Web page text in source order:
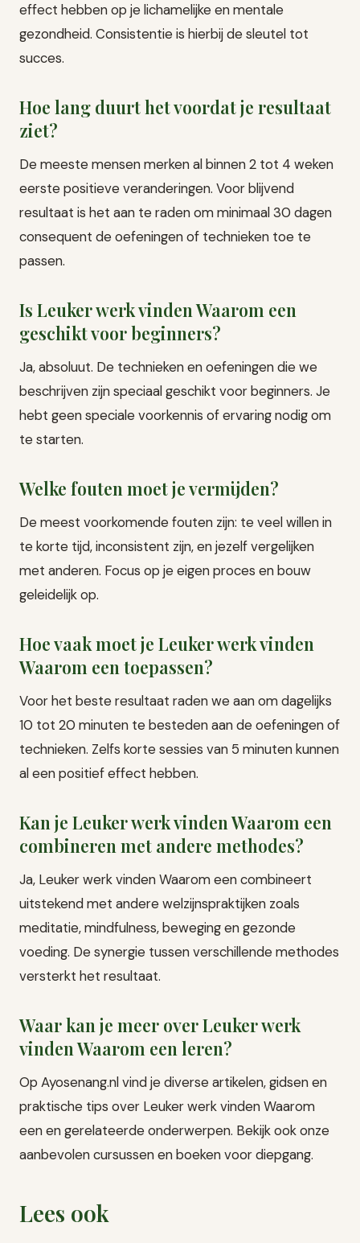
effect hebben op je lichamelijke en mentale
gezondheid. Consistentie is hierbij de sleutel tot
succes.
Hoe lang duurt het voordat je resultaat
ziet?
De meeste mensen merken al binnen 2 tot 4 weken
eerste positieve veranderingen. Voor blijvend
resultaat is het aan te raden om minimaal 30 dagen
consequent de oefeningen of technieken toe te
passen.
Is Leuker werk vinden Waarom een
geschikt voor beginners?
Ja, absoluut. De technieken en oefeningen die we
beschrijven zijn speciaal geschikt voor beginners. Je
hebt geen speciale voorkennis of ervaring nodig om
te starten.
Welke fouten moet je vermijden?
De meest voorkomende fouten zijn: te veel willen in
te korte tijd, inconsistent zijn, en jezelf vergelijken
met anderen. Focus op je eigen proces en bouw
geleidelijk op.
Hoe vaak moet je Leuker werk vinden
Waarom een toepassen?
Voor het beste resultaat raden we aan om dagelijks
10 tot 20 minuten te besteden aan de oefeningen of
technieken. Zelfs korte sessies van 5 minuten kunnen
al een positief effect hebben.
Kan je Leuker werk vinden Waarom een
combineren met andere methodes?
Ja, Leuker werk vinden Waarom een combineert
uitstekend met andere welzijnspraktijken zoals
meditatie, mindfulness, beweging en gezonde
voeding. De synergie tussen verschillende methodes
versterkt het resultaat.
Waar kan je meer over Leuker werk
vinden Waarom een leren?
Op Ayosenang.nl vind je diverse artikelen, gidsen en
praktische tips over Leuker werk vinden Waarom
een en gerelateerde onderwerpen. Bekijk ook onze
aanbevolen cursussen en boeken voor diepgang.
Lees ook